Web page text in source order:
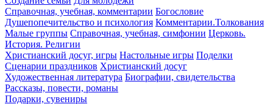
Справочная, учебная, комментарии Богословие
Душепопечительство и психология Комментарии.Толкования
Малые группы Справочная, учебная, симфонии Церковь.
История. Религии
Христианский досуг, игры Настольные игры Поделки
Сценарии праздников Христианский досуг
Художественная литература Биографии, свидетельства
Рассказы, повести, романы
Подарки, сувениры